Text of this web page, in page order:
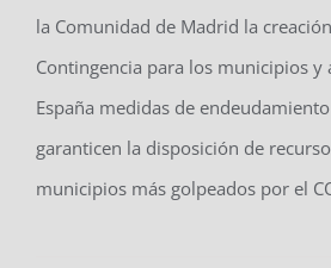
la Comunidad de Madrid la
Contingencia para los municipios y
España medidas de
garanticen la disposición de
municipios más golpeados por el